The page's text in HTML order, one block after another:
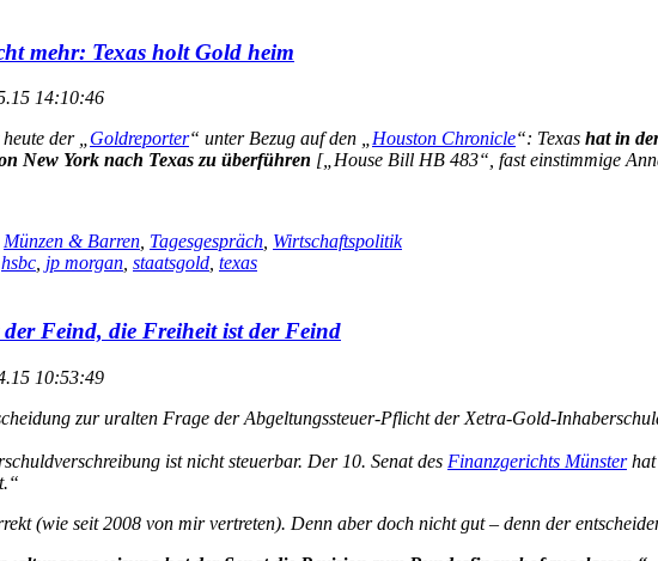
mehr: Texas holt Gold heim
14:10:46
der „ Goldreporter“ unter Bezug auf den „ Houston Chronicle“: Texas hat in
New York nach Texas zu überführen [„House Bill HB 483“, fast einstimmige
Münzen & Barren Tagesgespräch Wirtschaftspolitik
hsbc jp morgan staatsgold texas
Feind, die Freiheit ist der Feind
10:53:49
zur uralten Frage der Abgeltungssteuer-Pflicht der Xetra-Gold-
ist nicht steuerbar. Der 10. Senat des Finanzgerichts Münsterhat
(wie seit 2008 von mir vertreten). Denn aberdoch nichtgut – denn der